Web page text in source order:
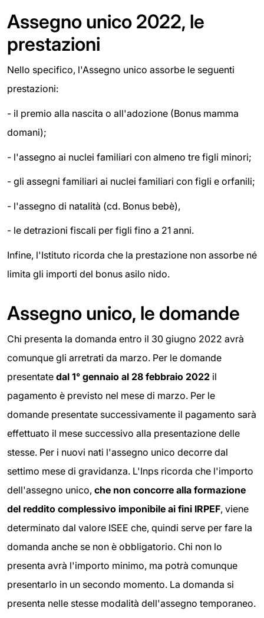
Assegno unico 2022, le
prestazioni
Nello specifico, l'Assegno unico assorbe le seguenti
prestazioni:
- il premio alla nascita o all'adozione (Bonus mamma
domani);
- l'assegno ai nuclei familiari con almeno tre figli minori;
- gli assegni familiari ai nuclei familiari con figli e orfanili;
- l'assegno di natalità (cd. Bonus bebè),
- le detrazioni fiscali per figli fino a 21 anni.
Infine, l'Istituto ricorda che la prestazione non assorbe né
limita gli importi del bonus asilo nido.
Assegno unico, le domande
Chi presenta la domanda entro il 30 giugno 2022 avrà
comunque gli arretrati da marzo. Per le domande
presentate dal 1° gennaio al 28 febbraio 2022 il
pagamento è previsto nel mese di marzo. Per le
domande presentate successivamente il pagamento sarà
effettuato il mese successivo alla presentazione delle
stesse. Per i nuovi nati l'assegno unico decorre dal
settimo mese di gravidanza. L'Inps ricorda che l'importo
dell'assegno unico, che non concorre alla formazione
del reddito complessivo imponibile ai fini IRPEF, viene
determinato dal valore ISEE che, quindi serve per fare la
domanda anche se non è obbligatorio. Chi non lo
presenta avrà l'importo minimo, ma potrà comunque
presentarlo in un secondo momento. La domanda si
presenta nelle stesse modalità dell'assegno temporaneo.